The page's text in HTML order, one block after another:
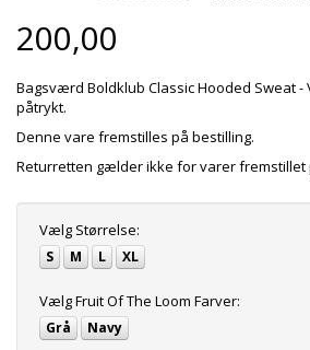
200,00
Bagsværd Boldklub Classic Hooded Sweat -
påtrykt.
Denne vare fremstilles på bestilling.
Returretten gælder ikke for varer fremstillet
Vælg Størrelse:
S M L XL
VælgFruit Of The Loom Farver:
Grå Navy